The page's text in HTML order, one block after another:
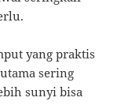
yang praktis
sering
sunyi bisa